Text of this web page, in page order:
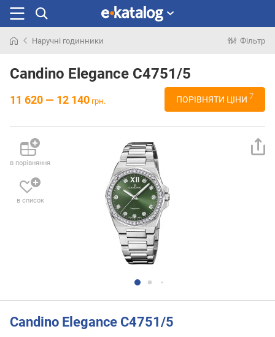
раніше
Наручні годинники Фільтр
Candino Elegance C4751/5
11 620 — 12 140 грн. ПОРІВНЯТИ ЦІНИ 7
в порівняння
в список
Candino Elegance C4751/5